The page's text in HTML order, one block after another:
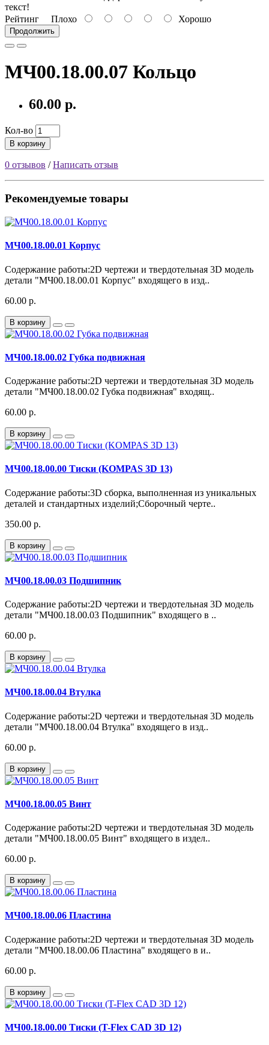
текст!
Рейтинг Плохо Хорошо
Продолжить
МЧ00.18.00.07 Кольцо
60.00 р.
Кол-во
В корзину
0 отзывов /Написать отзыв
Рекомендуемые товары
МЧ00.18.00.01 Корпус
Содержание работы:2D чертежи и твердотельная 3D модель
детали "МЧ00.18.00.01 Корпус" входящего в изд..
60.00 р.
В корзину
МЧ00.18.00.02 Губка подвижная
Содержание работы:2D чертежи и твердотельная 3D модель
детали "МЧ00.18.00.02 Губка подвижная" входящ..
60.00 р.
В корзину
МЧ00.18.00.00 Тиски (KOMPAS 3D 13)
Содержание работы:3D сборка, выполненная из уникальных
деталей и стандартных изделий;Сборочный черте..
350.00 р.
В корзину
МЧ00.18.00.03 Подшипник
Содержание работы:2D чертежи и твердотельная 3D модель
детали "МЧ00.18.00.03 Подшипник" входящего в ..
60.00 р.
В корзину
МЧ00.18.00.04 Втулка
Содержание работы:2D чертежи и твердотельная 3D модель
детали "МЧ00.18.00.04 Втулка" входящего в изд..
60.00 р.
В корзину
МЧ00.18.00.05 Винт
Содержание работы:2D чертежи и твердотельная 3D модель
детали "МЧ00.18.00.05 Винт" входящего в издел..
60.00 р.
В корзину
МЧ00.18.00.06 Пластина
Содержание работы:2D чертежи и твердотельная 3D модель
детали "МЧ00.18.00.06 Пластина" входящего в и..
60.00 р.
В корзину
МЧ00.18.00.00 Тиски (T-Flex CAD 3D 12)